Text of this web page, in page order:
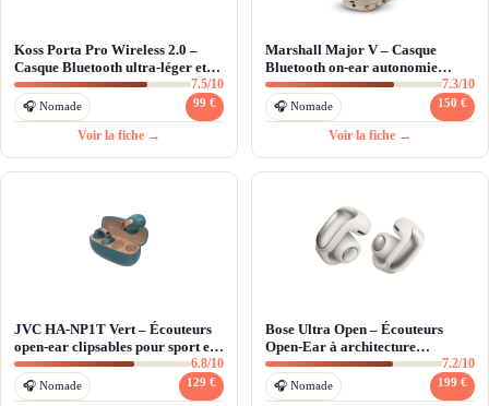
Koss Porta Pro Wireless 2.0 –
Casque Bluetooth ultra-léger et
pliable
7.5/10
🎧 Nomade 99 €
Voir la fiche →
Marshall Major V – Casque
Bluetooth on-ear autonomie
100h+ et design pliable
7.3/10
🎧 Nomade 150 €
Voir la fiche →
JVC HA-NP1T Vert – Écouteurs
open-ear clipsables pour sport et
quotidien
6.8/10
🎧 Nomade 129 €
Bose Ultra Open – Écouteurs
Open-Ear à architecture
OpenAudio
7.2/10
🎧 Nomade 199 €